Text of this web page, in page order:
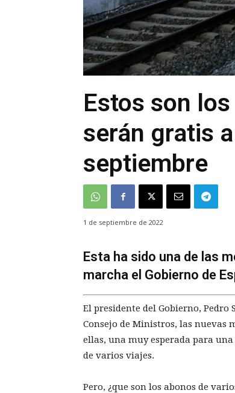
Estos son
serán gratis
septiembre
1 de septiembre de 2022
Esta ha sido una de las
marcha el Gobierno de
El presidente del Gobierno,
Consejo de Ministros, las nuevas
ellas, una muy esperada para
de varios viajes.
Pero, ¿que son los abonos de